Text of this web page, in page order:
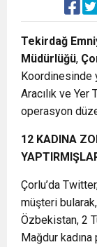
Tekirdağ
Müdürlüğü,
Koordinesinde
Aracılık ve Yer
operasyon
12 KADINA
Çorlu’da
müşteri
Özbekistan, 2
Mağdur kadına